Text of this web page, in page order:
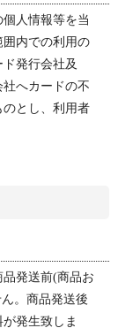
人情報等を当
内での利用の
発行会社及
へカードの不
とし、利用者
発送前(商品お
。商品発送後
発生致しま